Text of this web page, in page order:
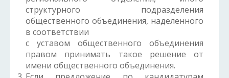
структурного подразделения
общественного объединения, наделенного
в соответствии
с уставом общественного объединения
правом принимать такое решение от
имени общественного объединения.